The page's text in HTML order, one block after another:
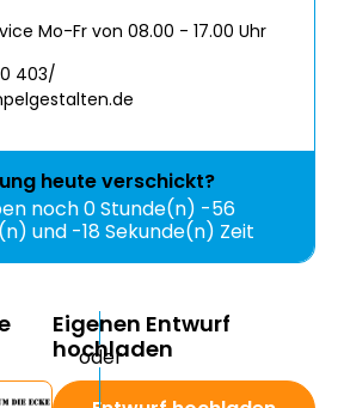
Mo-Fr von 08.00 - 17.00 Uhr
403/
heuteverschickt?
noch0 Stunde(n) -56
und -18 Sekunde(n) Zeit
Eigenen Entwurf
hochladen